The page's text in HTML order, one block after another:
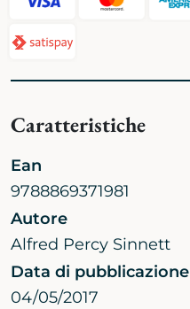
Caratteristiche
Ean
9788869371981
Autore
Alfred Percy Sinnett
Data di pubblicazione
04/05/2017